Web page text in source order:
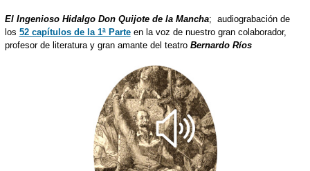
El Ingenioso Hidalgo Don Quijote de la Mancha; audiograbación de
los 52 capítulos de la 1ª Parteen la voz de nuestro gran colaborador,
profesor de literatura y gran amante del teatro Bernardo Ríos